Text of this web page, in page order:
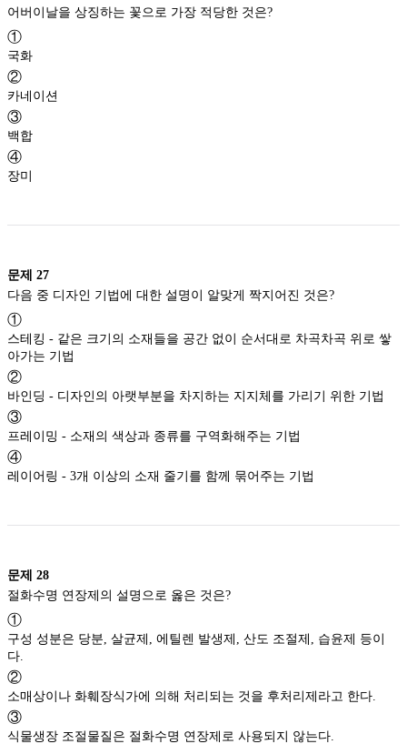
①
국화
②
카네이션
③
백합
④
장미
문제 27
①
스테킹 - 같은 크기의 소재들을 공간 없이 순서대로 차곡차곡 위로 쌓
아가는 기법
②
바인딩 - 디자인의 아랫부분을 차지하는 지지체를 가리기 위한 기법
③
프레이밍 - 소재의 색상과 종류를 구역화해주는 기법
④
레이어링 - 3개 이상의 소재 줄기를 함께 묶어주는 기법
문제 28
①
구성 성분은 당분, 살균제, 에틸렌 발생제, 산도 조절제, 습윤제 등이
다.
②
소매상이나 화훼장식가에 의해 처리되는 것을 후처리제라고 한다.
③
식물생장 조절물질은 절화수명 연장제로 사용되지 않는다.